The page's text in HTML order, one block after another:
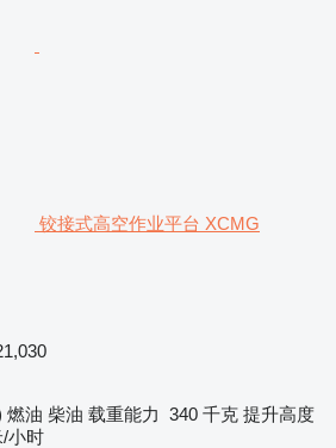
铰接式高空作业平台 XCMG
燃油 柴油 载重能力 340 千克 提升高度
/小时